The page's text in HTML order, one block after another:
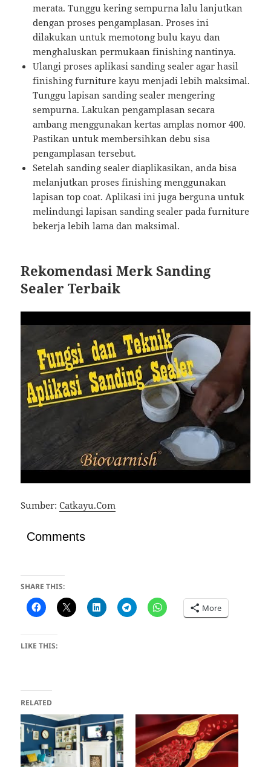
merata. Tunggu kering sempurna lalu lanjutkan
dengan proses pengamplasan. Proses ini
dilakukan untuk memotong bulu kayu dan
menghaluskan permukaan finishing nantinya.
Ulangi proses aplikasi sanding sealer agar hasil
finishing furniture kayu menjadi lebih maksimal.
Tunggu lapisan sanding sealer mengering
sempurna. Lakukan pengamplasan secara
ambang menggunakan kertas amplas nomor 400.
Pastikan untuk membersihkan debu sisa
pengamplasan tersebut.
Setelah sanding sealer diaplikasikan, anda bisa
melanjutkan proses finishing menggunakan
lapisan top coat. Aplikasi ini juga berguna untuk
melindungi lapisan sanding sealer pada furniture
bekerja lebih lama dan maksimal.
Rekomendasi Merk Sanding
Sealer Terbaik
Sumber:Catkayu.Com
Comments
SHARE THIS:
More
LIKE THIS:
RELATED